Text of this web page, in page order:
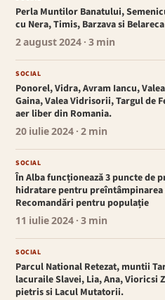
Perla Muntilor Banatului,
cu Nera, Timis, Barzava si Belareca
2 august 2024 · 3 min
SOCIAL
Ponorel, Vidra, Avram Iancu,
Gaina, Valea Vidrisorii, Targul de
aer liber din Romania.
20 iulie 2024 · 2 min
SOCIAL
În Alba funcționează 3 puncte de
hidratare pentru
Recomandări pentru populație
11 iulie 2024 · 3 min
SOCIAL
Parcul National Retezat, muntii
lacuraile Slavei, Lia, Ana, Vioricsi
pietris si Lacul Mutatorii.